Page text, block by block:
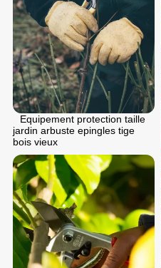
Equipement protection taille
jardin arbuste epingles tige
bois vieux